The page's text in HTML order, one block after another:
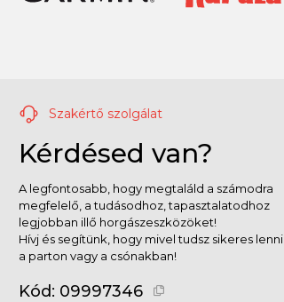
Szakértő szolgálat
Kérdésed van?
A legfontosabb, hogy megtaláld a számodra
megfelelő, a tudásodhoz, tapasztalatodhoz
legjobban illő horgászeszközöket!
Hívj és segítünk, hogy mivel tudsz sikeres lenni
a parton vagy a csónakban!
Kód: 09997346